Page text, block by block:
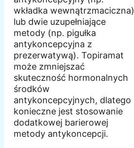
wkładka wewnątrzmaciczna)
lub dwie uzupełniające
metody (np. pigułka
antykoncepcyjna z
prezerwatywą). Topiramat
może zmniejszać
skuteczność hormonalnych
środków
antykoncepcyjnych, dlatego
konieczne jest stosowanie
dodatkowej barierowej
metody antykoncepcji.